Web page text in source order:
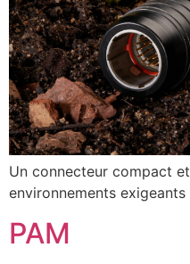
Un connecteur compact
environnements exigeants
PAM